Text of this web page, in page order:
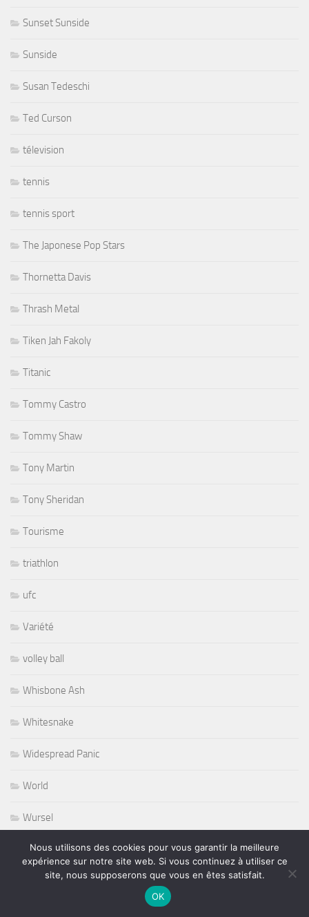
Sunset Sunside
Sunside
Susan Tedeschi
Ted Curson
télevision
tennis
tennis sport
The Japonese Pop Stars
Thornetta Davis
Thrash Metal
Tiken Jah Fakoly
Titanic
Tommy Castro
Tommy Shaw
Tony Martin
Tony Sheridan
Tourisme
triathlon
ufc
Variété
volley ball
Whisbone Ash
Whitesnake
Widespread Panic
World
Wursel
Wynton Marsalis
Yesterday and Today
Nous utilisons des cookies pour vous garantir la meilleure
expérience sur notre site web. Si vous continuez à utiliser ce
site, nous supposerons que vous en êtes satisfait.
OK